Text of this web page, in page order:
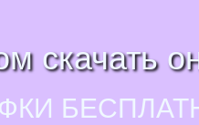
скачать